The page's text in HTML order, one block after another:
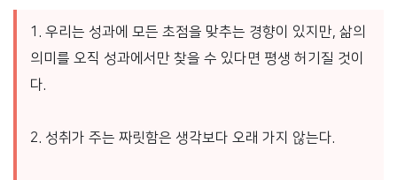
1. 우리는 성과에 모든 초점을 맞추는 경향이 있지만, 삶의
의미를 오직 성과에서만 찾을 수 있다면 평생 허기질 것이
다.
2. 성취가 주는 짜릿함은 생각보다 오래 가지 않는다.